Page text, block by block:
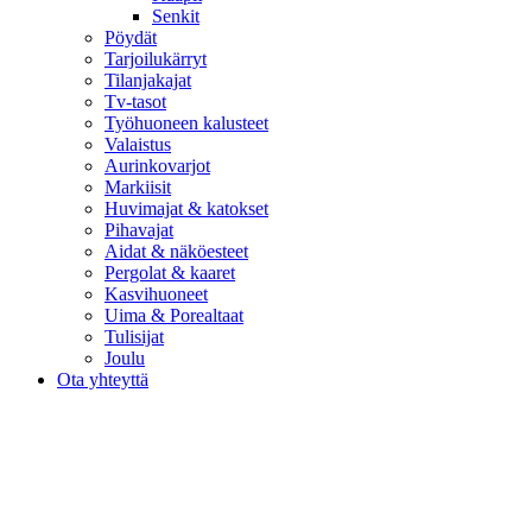
Senkit
Pöydät
Tarjoilukärryt
Tilanjakajat
Tv-tasot
Työhuoneen kalusteet
Valaistus
Aurinkovarjot
Markiisit
Huvimajat & katokset
Pihavajat
Aidat & näköesteet
Pergolat & kaaret
Kasvihuoneet
Uima & Porealtaat
Tulisijat
Joulu
Ota yhteyttä